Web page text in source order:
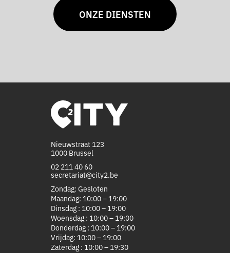
ONZE DIENSTEN
Nieuwstraat 123
1000 Brussel
02 211 40 60
secretariat@city2.be
Zondag: Gesloten
Maandag: 10:00 – 19:00
Dinsdag : 10:00 – 19:00
Woensdag : 10:00 – 19:00
Donderdag : 10:00 – 19:00
Vrijdag: 10:00 – 19:00
Zaterdag : 10:00 – 19:30